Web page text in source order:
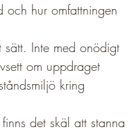
och hur omfattningen
sätt. Inte med onödigt
om uppdraget
kring
det skäl att stanna